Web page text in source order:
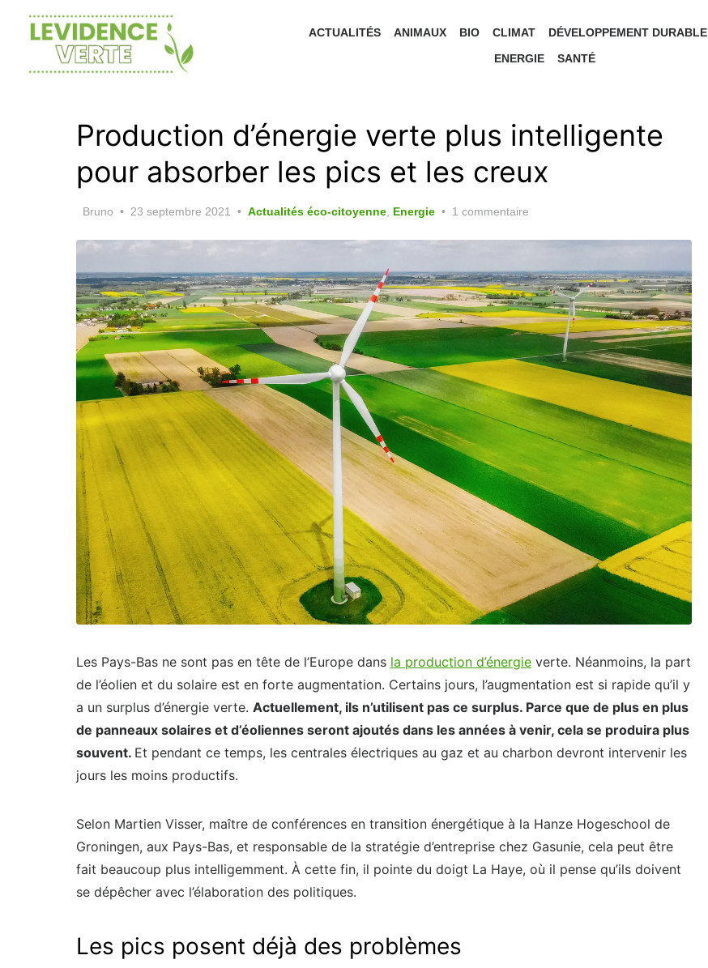
content
ACTUALITÉS ANIMAUX BIO CLIMAT DÉVELOPPEMENT DURABLE
ENERGIE
SANTÉ
Production d’énergie verte plus intelligente
pour absorber les pics et les creux
Bruno
Posted
23 septembre 2021 Actualités éco-citoyenne Energie 1 commentaire
Les Pays-Bas ne sont pas en tête de l’Europe dans la production d’énergie verte. Néanmoins, la part
de l’éolien et du solaire est en forte augmentation. Certains jours, l’augmentation est si rapide qu’il y
a un surplus d’énergie verte. Actuellement, ils n’utilisent pas ce surplus. Parce que de plus en plus
de panneaux solaires et d’éoliennes seront ajoutés dans les années à venir, cela se produira plus
souvent. Et pendant ce temps, les centrales électriques au gaz et au charbon devront intervenir les
jours les moins productifs.
Selon Martien Visser, maître de conférences en transition énergétique à la Hanze Hogeschool de
Groningen, aux Pays-Bas, et responsable de la stratégie d’entreprise chez Gasunie, cela peut être
fait beaucoup plus intelligemment. À cette fin, il pointe du doigt La Haye, où il pense qu’ils doivent
se dépêcher avec l’élaboration des politiques.
Les pics posent déjà des problèmes